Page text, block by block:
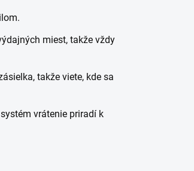
miest, takže vždy
takže viete, kde sa
vrátenie priradí k